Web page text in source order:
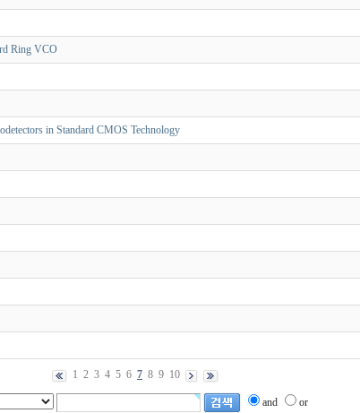
Ring VCO
in Standard CMOS Technology
1 2 3 4 5 6 7 8 9 10
and or